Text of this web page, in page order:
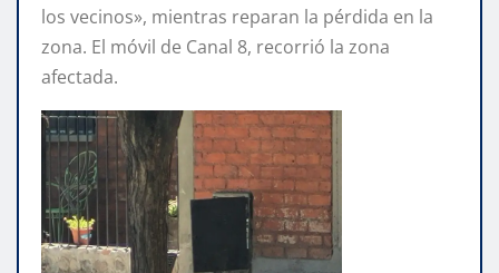
los vecinos», mientras reparan la pérdida en la
zona. El móvil de Canal 8, recorrió la zona
afectada.